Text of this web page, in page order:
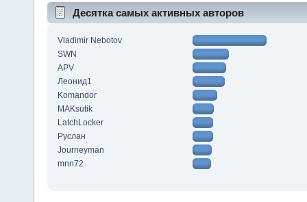
Десятка самых активных авторов
Vladimir Nebotov
SWN
APV
Леонид1
Komandor
MAKsutik
LatchLocker
Руслан
Journeyman
mnn72